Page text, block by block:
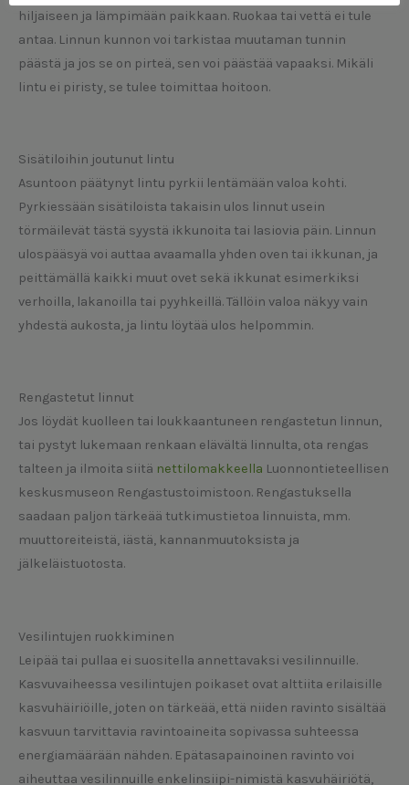
hiljaiseen ja lämpimään paikkaan. Ruokaa tai vettä ei tule
antaa. Linnun kunnon voi tarkistaa muutaman tunnin
päästä ja jos se on pirteä, sen voi päästää vapaaksi. Mikäli
lintu ei piristy, se tulee toimittaa hoitoon.
Sisätiloihin joutunut lintu
Asuntoon päätynyt lintu pyrkii lentämään valoa kohti.
Pyrkiessään sisätiloista takaisin ulos linnut usein
törmäilevät tästä syystä ikkunoita tai lasiovia päin. Linnun
ulospääsyä voi auttaa avaamalla yhden oven tai ikkunan, ja
peittämällä kaikki muut ovet sekä ikkunat esimerkiksi
verhoilla, lakanoilla tai pyyhkeillä. Tällöin valoa näkyy vain
yhdestä aukosta, ja lintu löytää ulos helpommin.
Rengastetut linnut
Jos löydät kuolleen tai loukkaantuneen rengastetun linnun,
tai pystyt lukemaan renkaan elävältä linnulta, ota rengas
talteen ja ilmoita siitä nettilomakkeella Luonnontieteellisen
keskusmuseon Rengastustoimistoon. Rengastuksella
saadaan paljon tärkeää tutkimustietoa linnuista, mm.
muuttoreiteistä, iästä, kannanmuutoksista ja
jälkeläistuotosta.
Vesilintujen ruokkiminen
Leipää tai pullaa ei suositella annettavaksi vesilinnuille.
Kasvuvaiheessa vesilintujen poikaset ovat alttiita erilaisille
kasvuhäiriöille, joten on tärkeää, että niiden ravinto sisältää
kasvuun tarvittavia ravintoaineita sopivassa suhteessa
energiamäärään nähden. Epätasapainoinen ravinto voi
aiheuttaa vesilinnuille enkelinsiipi-nimistä kasvuhäiriötä,